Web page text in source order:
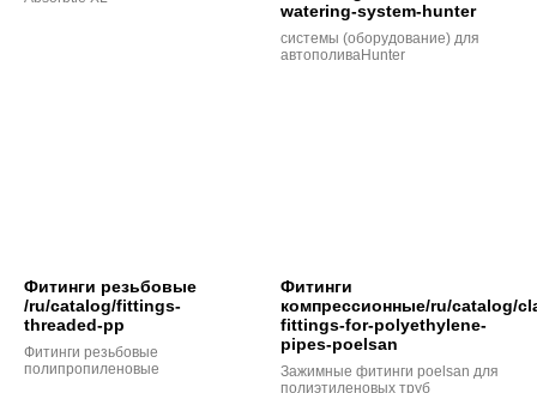
watering-system-hunter
системы (оборудование) для
автополиваHunter
Фитинги резьбовые
/ru/catalog/fittings-
threaded-pp
Фитинги резьбовые
полипропиленовые
Фитинги
компрессионные/ru/catalog/
fittings-for-polyethylene-
pipes-poelsan
Зажимные фитинги poelsan для
полиэтиленовых труб